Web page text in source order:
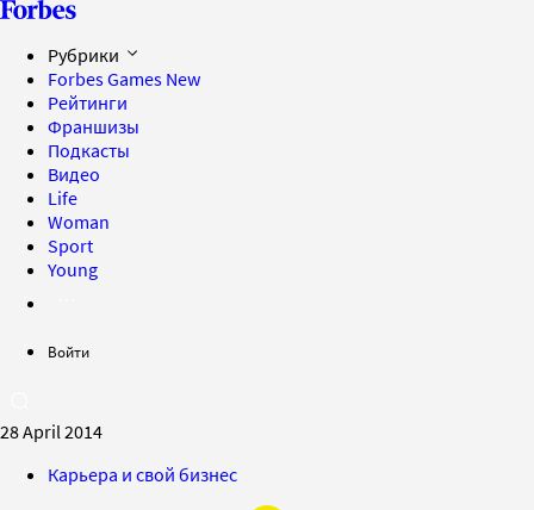
Рубрики
Forbes Games New
Рейтинги
Франшизы
Подкасты
Видео
Life
Woman
Sport
Young
Войти
28 April 2014
Карьера и свой бизнес